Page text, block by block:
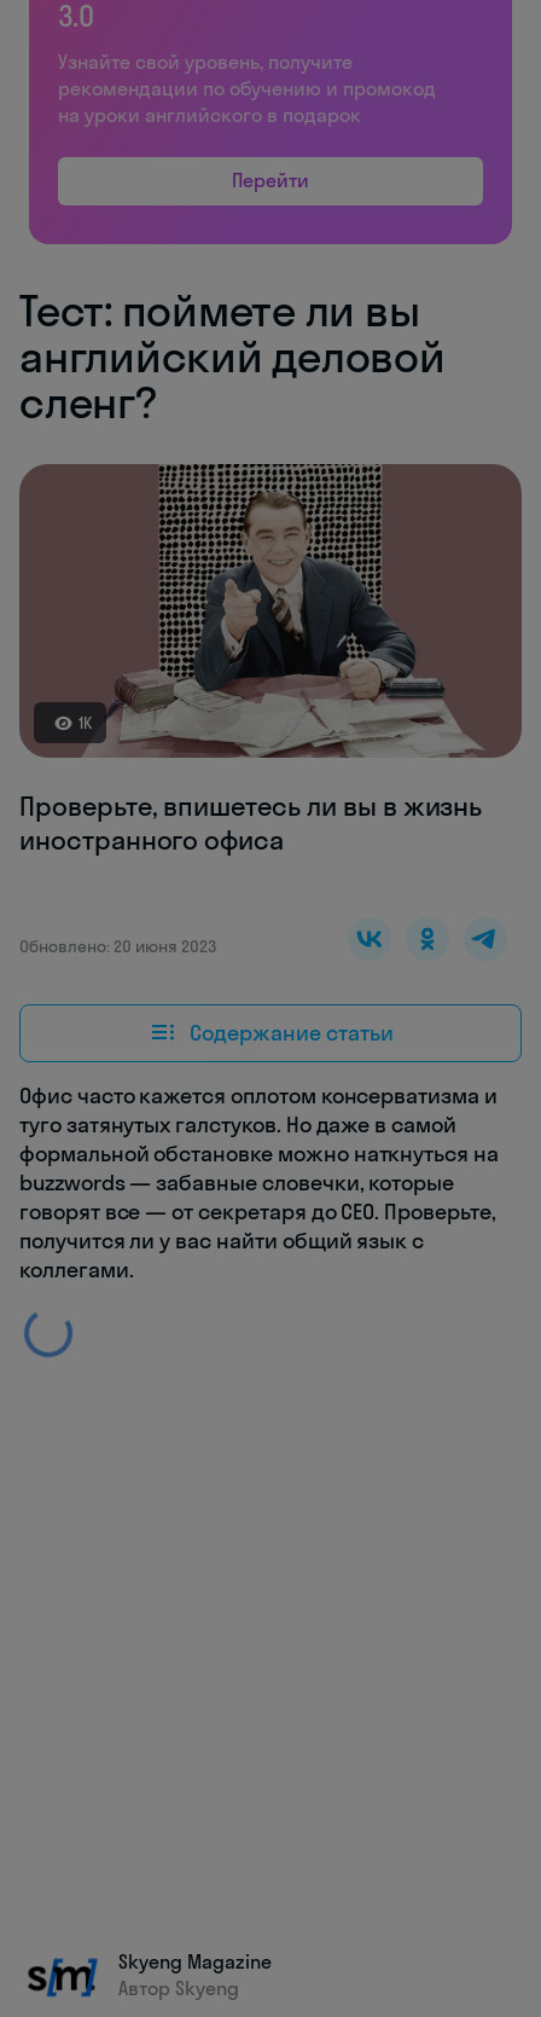
3.0
Узнайте свой уровень, получите
рекомендации по обучению и промокод
на уроки английского в подарок
Перейти
Тест: поймете ли вы
английский деловой
сленг?
1K
Проверьте, впишетесь ли вы в жизнь
иностранного офиса
Обновлено: 20 июня 2023
Содержание статьи
Офис часто кажется оплотом консерватизма и
туго затянутых галстуков. Но даже в самой
формальной обстановке можно наткнуться на
buzzwords — забавные словечки, которые
говорят все — от секретаря до CEO. Проверьте,
получится ли у вас найти общий язык с
коллегами.
Skyeng Magazine
Автор Skyeng